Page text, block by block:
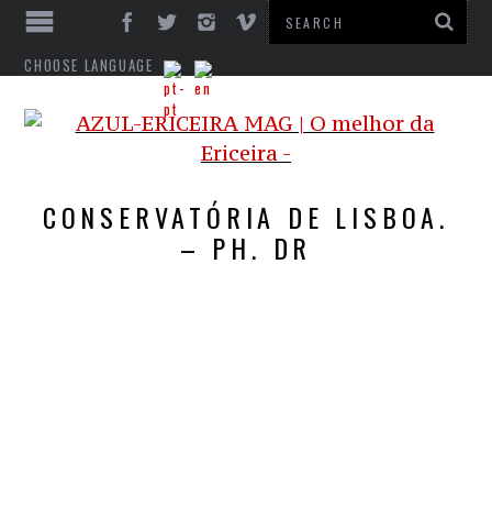
CHOOSE LANGUAGE
CONSERVATÓRIA DE LISBOA.
– PH. DR